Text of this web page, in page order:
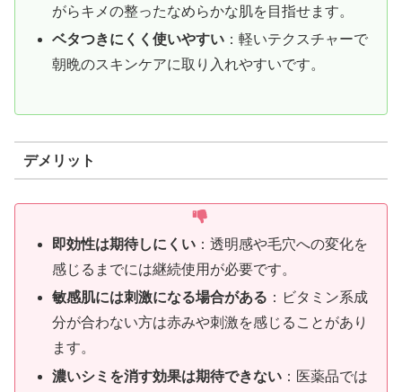
がらキメの整ったなめらかな肌を目指せます。
ベタつきにくく使いやすい ：軽いテクスチャーで
朝晩のスキンケアに取り入れやすいです。
デメリット
即効性は期待しにくい ：透明感や毛穴への変化を
感じるまでには継続使用が必要です。
敏感肌には刺激になる場合がある ：ビタミン系成
分が合わない方は赤みや刺激を感じることがあり
ます。
濃いシミを消す効果は期待できない ：医薬品では